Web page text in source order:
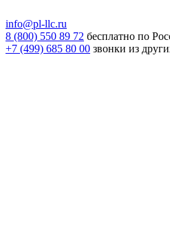
info@pl-llc.ru
8 (800) 550 89 72 бесплатно по
+7 (499) 685 80 00 звонки из